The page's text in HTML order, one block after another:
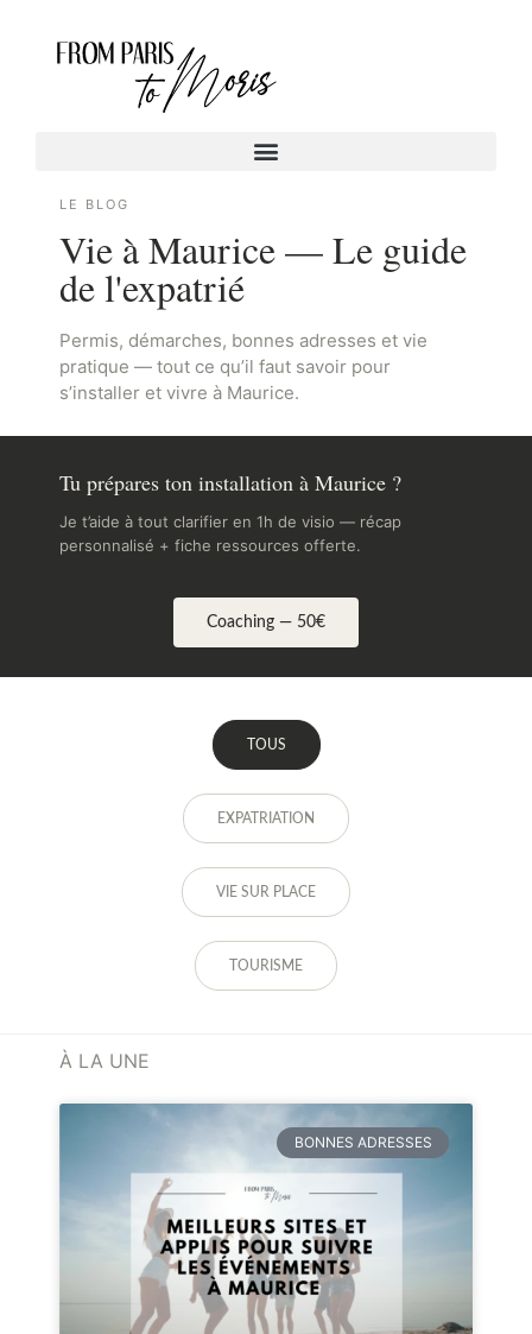
LE BLOG
Vie à Maurice — Le guide
de l'expatrié
Permis, démarches, bonnes adresses et vie
pratique — tout ce qu’il faut savoir pour
s’installer et vivre à Maurice.
Tu prépares ton installation à Maurice ?
Je t’aide à tout clarifier en 1h de visio — récap
personnalisé + fiche ressources offerte.
Coaching — 50€
TOUS
EXPATRIATION
VIE SUR PLACE
TOURISME
À LA UNE
BONNES ADRESSES